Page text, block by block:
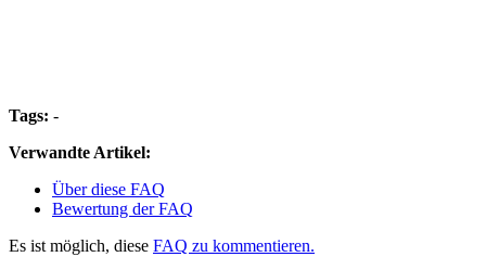
Tags: -
Verwandte Artikel:
Über diese FAQ
Bewertung der FAQ
Es ist möglich, diese FAQ zu kommentieren.